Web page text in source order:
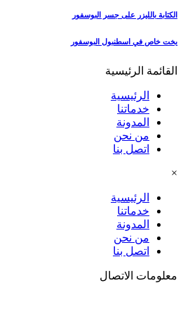
الكتابة بالليزر على جسر البوسفور
يخت خاص في اسطنبول البوسفور
القائمة الرئيسية
الرئيسية
خدماتنا
المدونة
من نحن
اتصل بنا
×
الرئيسية
خدماتنا
المدونة
من نحن
اتصل بنا
معلومات الاتصال